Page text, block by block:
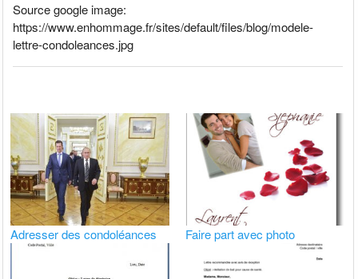
Source google image:
https://www.enhommage.fr/sites/default/files/blog/modele-
lettre-condoleances.jpg
Adresser des condoléances Faire part avec photo